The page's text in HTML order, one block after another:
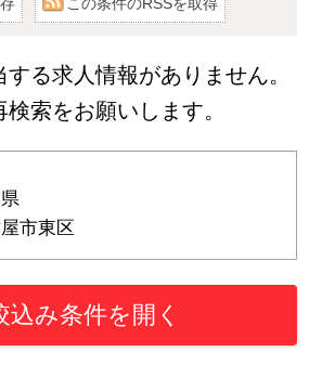
る求人情報がありません。
索をお願いします。
市東区
込み条件を開く